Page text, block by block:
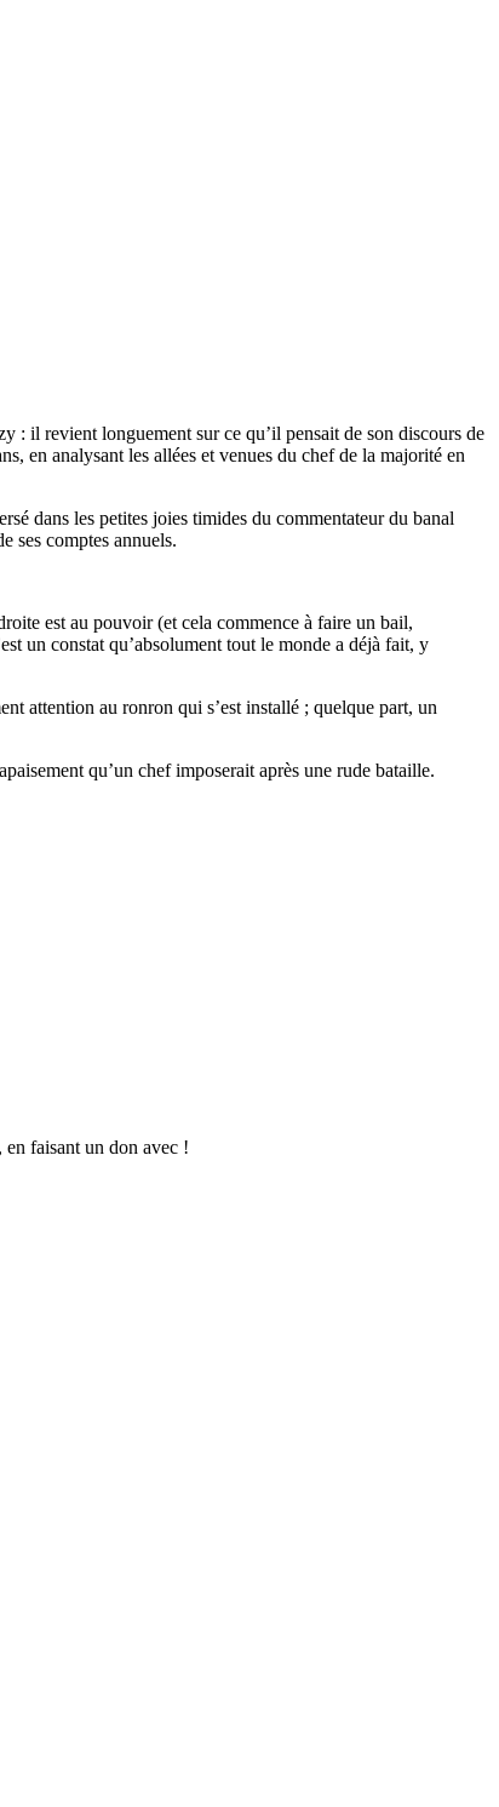
: il revient longuement sur ce qu’il pensait de son discours de
en analysant les allées et venues du chef de la majorité en
dans les petites joies timides du commentateur du banal
ses comptes annuels.
est au pouvoir (et cela commence à faire un bail,
un constat qu’absolument tout le monde a déjà fait, y
attention au ronron qui s’est installé ; quelque part, un
qu’un chef imposerait après une rude bataille.
en faisant un don avec !